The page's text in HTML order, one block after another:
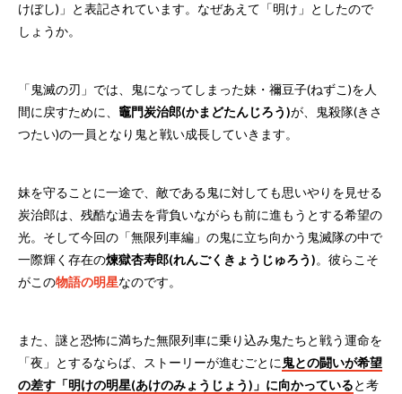
けぼし)」と表記されています。なぜあえて「明け」としたので
しょうか。
「鬼滅の刃」では、鬼になってしまった妹・禰豆子(ねずこ)を人
間に戻すために、 竈門炭治郎(かまどたんじろう)が、鬼殺隊(きさ
つたい)の一員となり鬼と戦い成長していきます。
妹を守ることに一途で、敵である鬼に対しても思いやりを見せる
炭治郎は、残酷な過去を背負いながらも前に進もうとする希望の
光。そして今回の「無限列車編」の鬼に立ち向かう鬼滅隊の中で
一際輝く存在の煉獄杏寿郎(れんごくきょうじゅろう)。彼らこそ
がこの物語の明星なのです。
また、謎と恐怖に満ちた無限列車に乗り込み鬼たちと戦う運命を
「夜」とするならば、ストーリーが進むごとに鬼との闘いが希望
の差す「明けの明星(あけのみょうじょう)」に向かっていると考